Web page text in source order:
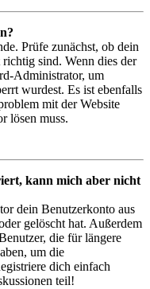
Prüfe zunächst, ob dein
sind. Wenn dies der
Administrator, um
wurdest. Es ist ebenfalls
mit der Website
lösen muss.
kann mich aber nicht
dein Benutzerkonto aus
gelöscht hat. Außerdem
die für längere
um die
dich einfach
teil!